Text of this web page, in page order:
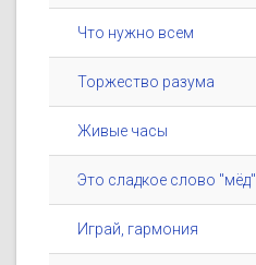
Что нужно всем
Торжество разума
Живые часы
Это сладкое слово "мёд"
Играй, гармония